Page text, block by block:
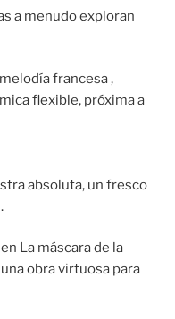
a menudo exploran
francesa ,
flexible, próxima a
absoluta, un fresco
La máscara de la
obra virtuosa para